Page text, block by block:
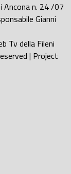
Ancona n. 24 /07
Gianni
Tv della Fileni
| Project